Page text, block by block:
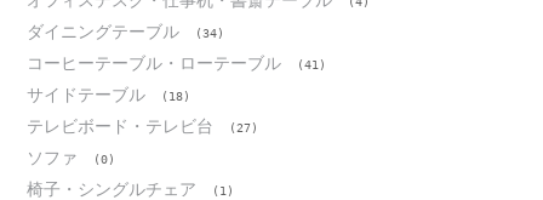
ダイニングテーブル (34)
コーヒーテーブル・ローテーブル (41)
サイドテーブル (18)
テレビボード・テレビ台 (27)
ソファ (0)
椅子・シングルチェア (1)